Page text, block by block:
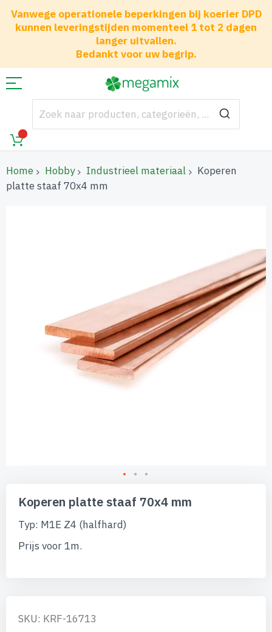
Vanwege operationele beperkingen bij koerier DPD
kunnen leveringstijden momenteel 1 tot 2 dagen
langer uitvallen.
Bedankt voor uw begrip.
Home Hobby Industrieel materiaal
Koperen
platte staaf 70x4 mm
naar
begin
afbeeldingen-
Koperen platte staaf 70x4 mm
Typ: M1E Z4 (halfhard)
Prijs voor 1m.
SKU: KRF-16713